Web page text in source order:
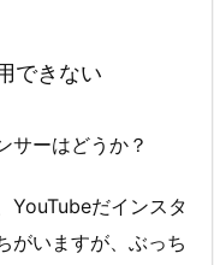
できない
サーはどうか？
YouTubeだインスタ
がいますが、ぶっち